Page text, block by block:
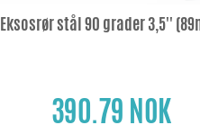
Eksosrør stål 90 grader 3,5''
390.79 NOK